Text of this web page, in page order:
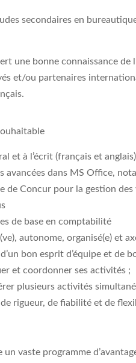
secondaires en
une bonne connaissance
et/ou partenaires
et à l’écrit (français et
avancées dans MS Office,
de Concur pour la gestion
de base en comptabilité
autonome, organisé(e) et
bon esprit d’équipe et de
et coordonner ses activités ;
plusieurs activités
rigueur, de fiabilité et de
un vaste programme